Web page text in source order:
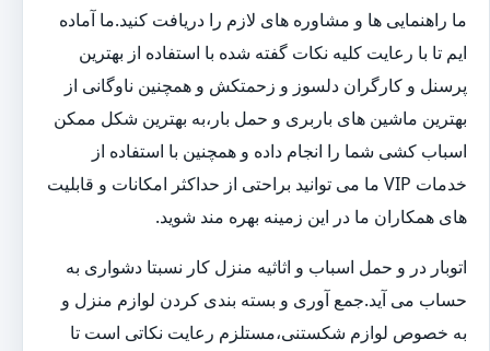
ما راهنمایی ها و مشاوره های لازم را دریافت کنید.ما آماده
ایم تا با رعایت کلیه نکات گفته شده با استفاده از بهترین
پرسنل و کارگران دلسوز و زحمتکش و همچنین ناوگانی از
بهترین ماشین های باربری و حمل بار،به بهترین شکل ممکن
اسباب کشی شما را انجام داده و همچنین با استفاده از
خدمات VIP ما می توانید براحتی از حداکثر امکانات و قابلیت
های همکاران ما در این زمینه بهره مند شوید.
اتوبار در و حمل اسباب و اثاثیه منزل کار نسبتا دشواری به
حساب می آید.جمع آوری و بسته بندی کردن لوازم منزل و
به خصوص لوازم شکستنی،مستلزم رعایت نکاتی است تا